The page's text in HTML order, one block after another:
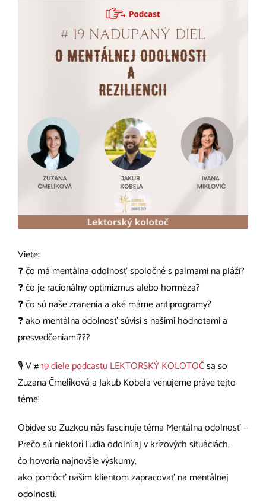
Viete:
❓ čo má mentálna odolnosť spoločné s palmami na pláži?
❓ čo je racionálny optimizmus alebo horméza?
❓ čo sú naše zranenia a aké máme antiprogramy?
❓ ako mentálna odolnosť súvisí s našimi hodnotami a
presvedčeniami???
🎙️ V #19 diele podcastu LEKTORSKÝ KOLOTOČsa so
Zuzana Čmelíková a Jakub Kobela venujeme práve tejto
téme!
Obidve so Zuzkou nás fascinuje téma Mentálna odolnosť –
Prečo sú niektorí ľudia odolní aj v krízových situáciách,
čo hovoria najnovšie výskumy,
ako pomôcť našim klientom zapracovať na mentálnej
odolnosti.